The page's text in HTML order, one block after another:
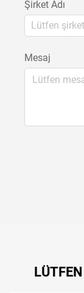
Şirket Adı
Mesaj